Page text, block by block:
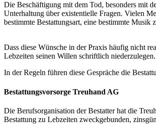
Die Beschäftigung mit dem Tod, besonders mit
Unterhaltung über existentielle Fragen. Vielen
bestimmte Bestattungsart, eine bestimmte Musik
Dass diese Wünsche in der Praxis häufig nicht
Lebzeiten seinen Willen schriftlich
In der Regeln führen diese Gespräche die
Bestattungsvorsorge Treuhand AG
Die Berufsorganisation der Bestatter hat die
Bestattung zu Lebzeiten zweckgebunden,